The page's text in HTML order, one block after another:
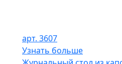
арт. 3607
Узнать больше